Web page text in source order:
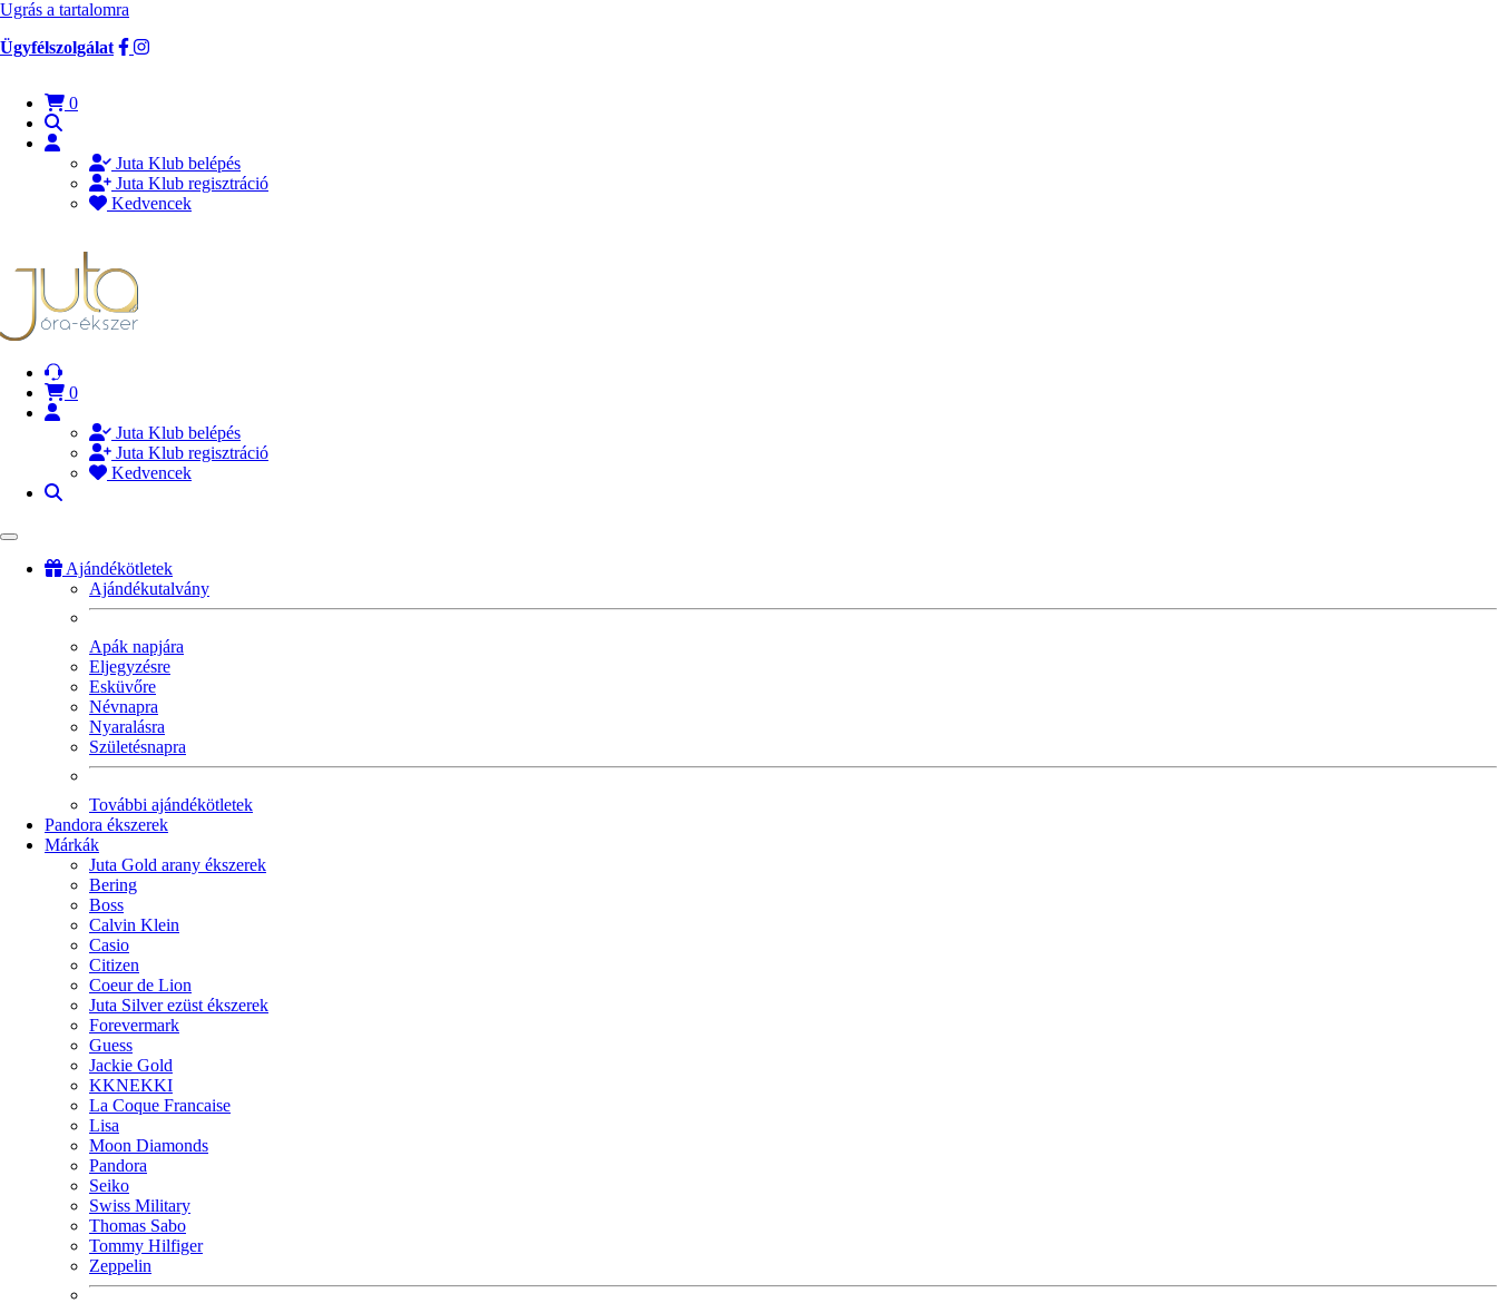
Ugrás a tartalomra
Ügyfélszolgálat
0
Juta Klub belépés
Juta Klub regisztráció
Kedvencek
0
Juta Klub belépés
Juta Klub regisztráció
Kedvencek
Ajándékötletek
Ajándékutalvány
Apák napjára
Eljegyzésre
Esküvőre
Névnapra
Nyaralásra
Születésnapra
További ajándékötletek
Pandora ékszerek
Márkák
Juta Gold arany ékszerek
Bering
Boss
Calvin Klein
Casio
Citizen
Coeur de Lion
Juta Silver ezüst ékszerek
Forevermark
Guess
Jackie Gold
KKNEKKI
La Coque Francaise
Lisa
Moon Diamonds
Pandora
Seiko
Swiss Military
Thomas Sabo
Tommy Hilfiger
Zeppelin